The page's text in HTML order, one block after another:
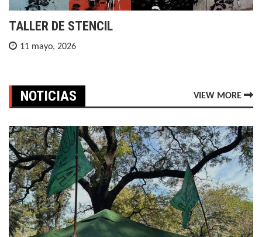
TALLER DE STENCIL
11 mayo, 2026
NOTICIAS VIEW MORE